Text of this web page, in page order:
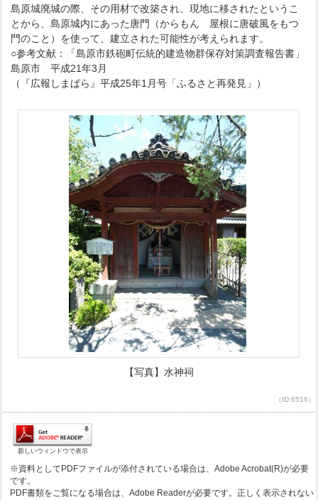
島原城廃城の際、その用材で改築され、現地に移されたというこ
とから、島原城内にあった唐門（からもん 屋根に唐破風をもつ
門のこと）を使って、建立された可能性が考えられます。
○参考文献：「島原市鉄砲町伝統的建造物群保存対策調査報告書」
島原市 平成21年3月
（『広報しまばら』平成25年1月号「ふるさと再発見」）
【写真】水神祠
（ID:6516）
新しいウィンドウで表示
※資料としてPDFファイルが添付されている場合は、Adobe Acrobat(R)が必要
です。
PDF書類をご覧になる場合は、Adobe Readerが必要です。正しく表示されない